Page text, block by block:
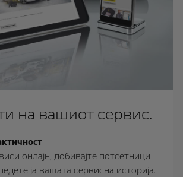
на вашиот сервис.
онлајн, добивајте потсетници
ја вашата сервисна историја.